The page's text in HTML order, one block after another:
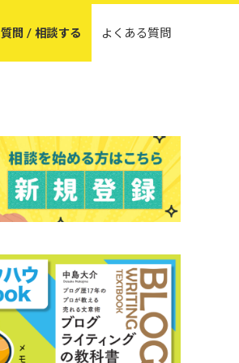
質問 / 相談する よくある質問